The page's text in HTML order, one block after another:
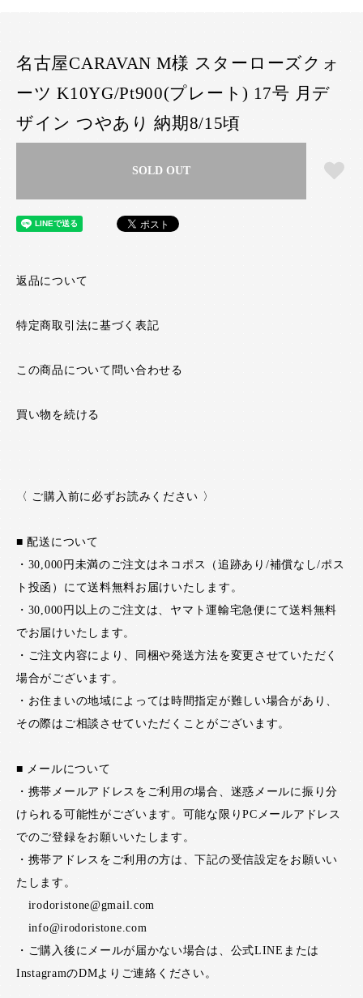
名古屋CARAVAN M様 スターローズクォ
ーツ K10YG/Pt900(プレート) 17号 月デ
ザイン つやあり 納期8/15頃
SOLD OUT
返品について
特定商取引法に基づく表記
この商品について問い合わせる
買い物を続ける
〈 ご購入前に必ずお読みください 〉
■ 配送について
・30,000円未満のご注文はネコポス（追跡あり/補償なし/ポス
ト投函）にて送料無料お届けいたします。
・30,000円以上のご注文は、ヤマト運輸宅急便にて送料無料
でお届けいたします。
・ご注文内容により、同梱や発送方法を変更させていただく
場合がございます。
・お住まいの地域によっては時間指定が難しい場合があり、
その際はご相談させていただくことがございます。
■ メールについて
・携帯メールアドレスをご利用の場合、迷惑メールに振り分
けられる可能性がございます。可能な限りPCメールアドレス
でのご登録をお願いいたします。
・携帯アドレスをご利用の方は、下記の受信設定をお願いい
たします。
irodoristone@gmail.com
info@irodoristone.com
・ご購入後にメールが届かない場合は、公式LINEまたは
InstagramのDMよりご連絡ください。